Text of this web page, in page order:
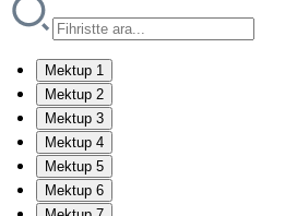
Mektup 1
Mektup 2
Mektup 3
Mektup 4
Mektup 5
Mektup 6